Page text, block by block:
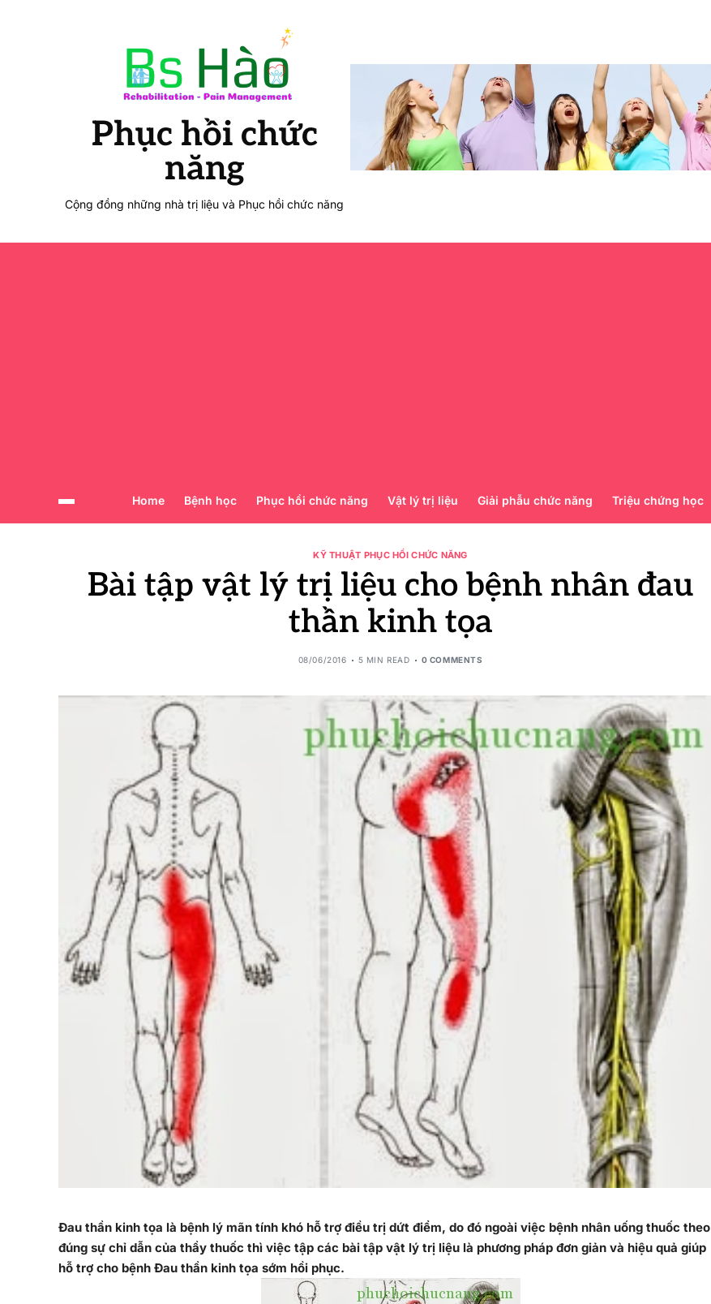
Phục hồi chức
năng
Cộng đồng những nhà trị liệu và Phục hồi chức năng
Home Bệnh học Phục hồi chức năng Vật lý trị liệu Giải phẫu chức năng Triệu chứng học
KỸ THUẬT PHỤC HỒI CHỨC NĂNG
Bài tập vật lý trị liệu cho bệnh nhân đau
thần kinh tọa
08/06/2016 5 MIN READ 0 COMMENTS
Đau thần kinh tọa là bệnh lý mãn tính khó hỗ trợ điều trị dứt điểm, do đó ngoài việc bệnh nhân uống thuốc theo
đúng sự chỉ dẫn của thầy thuốc thì việc tập các bài tập vật lý trị liệu là phương pháp đơn giản và hiệu quả giúp
hỗ trợ cho bệnh Đau thần kinh tọa sớm hồi phục.